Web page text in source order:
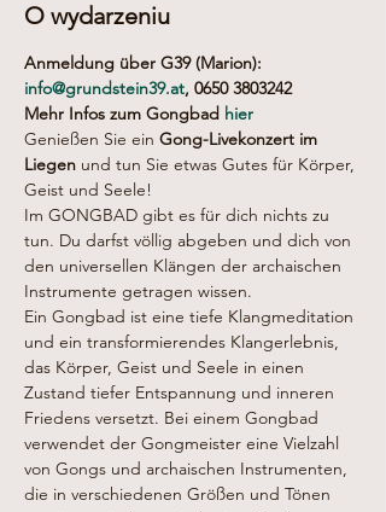
O wydarzeniu
Anmeldung über G39 (Marion):
info@grundstein39.at, 0650 3803242
Mehr Infos zum Gongbad hier
Genießen Sie ein Gong-Livekonzert im
Liegen und tun Sie etwas Gutes für Körper,
Geist und Seele!
Im GONGBAD gibt es für dich nichts zu
tun. Du darfst völlig abgeben und dich von
den universellen Klängen der archaischen
Instrumente getragen wissen.
Ein Gongbad ist eine tiefe Klangmeditation
und ein transformierendes Klangerlebnis,
das Körper, Geist und Seele in einen
Zustand tiefer Entspannung und inneren
Friedens versetzt. Bei einem Gongbad
verwendet der Gongmeister eine Vielzahl
von Gongs und archaischen Instrumenten,
die in verschiedenen Größen und Tönen